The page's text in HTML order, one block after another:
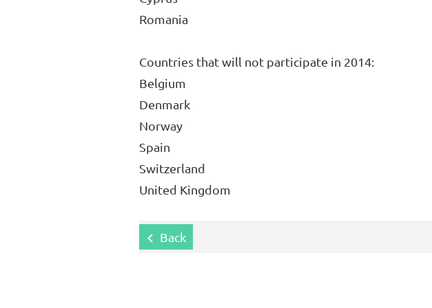
Romania
Countries that will not participate in 2014:
Belgium
Denmark
Norway
Spain
Switzerland
United Kingdom
Back